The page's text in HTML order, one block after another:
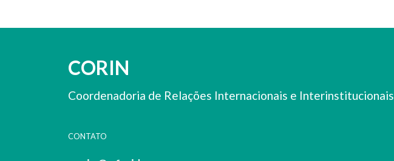
CORIN
Coordenadoria de Relações Internacionais e Interinstitucionais
CONTATO